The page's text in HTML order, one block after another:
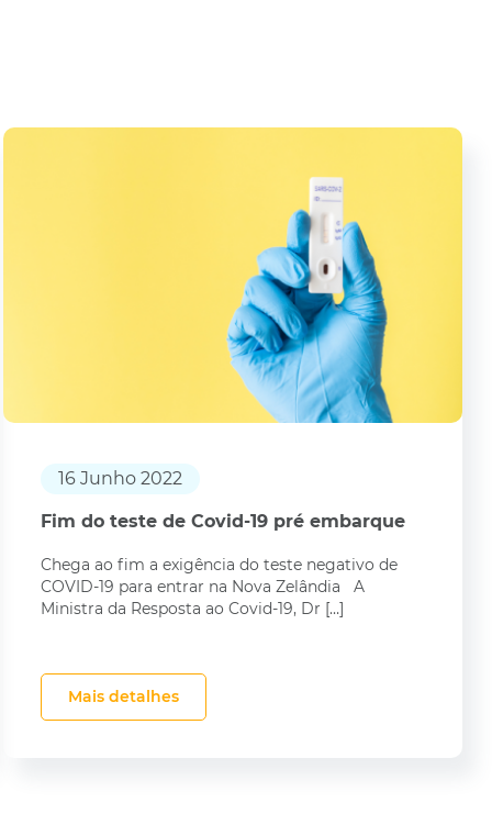
16 Junho 2022
Fim do teste de Covid-19 pré embarque
Chega ao fim a exigência do teste negativo de
COVID-19 para entrar na Nova Zelândia A
Ministra da Resposta ao Covid-19, Dr […]
Mais detalhes